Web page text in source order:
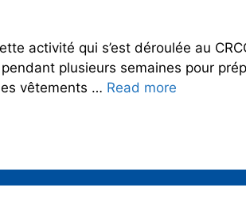
activité qui s’est déroulée au
plusieurs semaines pour
vêtements … Read more